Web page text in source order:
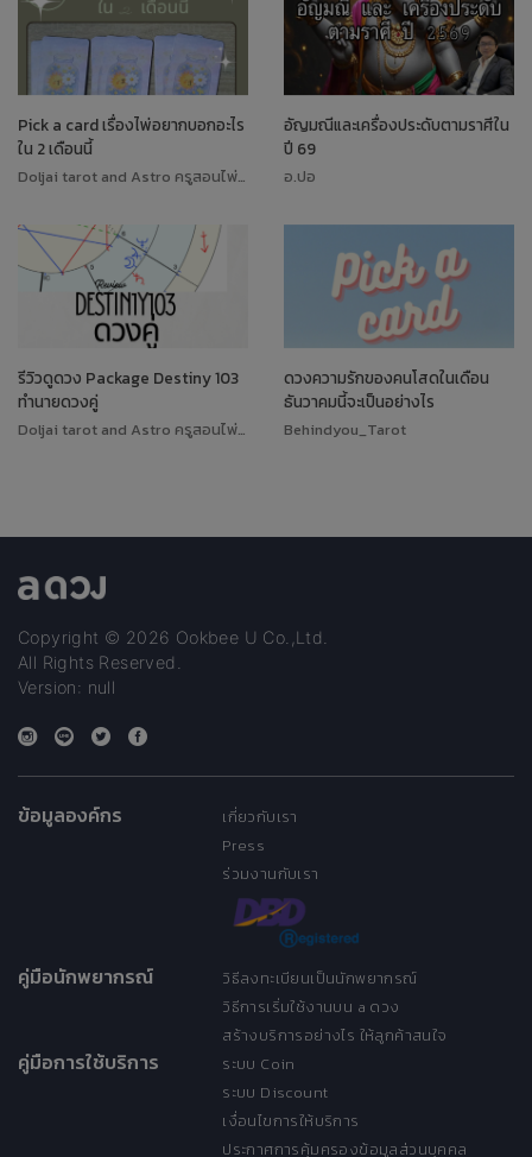
Pick a card เรื่องไพ่อยากบอกอะไร
ใน 2 เดือนนี้
Doljai tarot and Astro ครูสอนไพ่ทาโรต์
อัญมณีและเครื่องประดับตามราศีใน
ปี 69
อ.ปอ
รีวิวดูดวง Package Destiny 103
ทำนายดวงคู่
Doljai tarot and Astro ครูสอนไพ่ทาโรต์
ดวงความรักของคนโสดในเดือน
ธันวาคมนี้จะเป็นอย่างไร
Behindyou_Tarot
Copyright © 2026 Ookbee U Co.,Ltd.
All Rights Reserved.
Version: null
ข้อมูลองค์กร
เกี่ยวกับเรา
Press
ร่วมงานกับเรา
คู่มือนักพยากรณ์
วิธีลงทะเบียนเป็นนักพยากรณ์
วิธีการเริ่มใช้งานบน a ดวง
สร้างบริการอย่างไร ให้ลูกค้าสนใจ
คู่มือการใช้บริการ
ระบบ Coin
ระบบ Discount
เงื่อนไขการให้บริการ
ประกาศการคุ้มครองข้อมูลส่วนบุคคล